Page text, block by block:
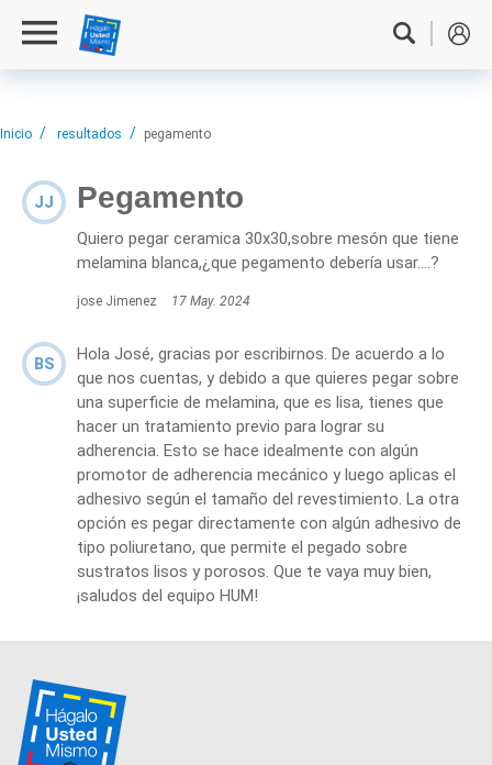
Inicio resultados pegamento
JJ Pegamento
Quiero pegar ceramica 30x30,sobre mesón que tiene
melamina blanca,¿que pegamento debería usar....?
jose Jimenez 17 May. 2024
BS
Hola José, gracias por escribirnos. De acuerdo a lo
que nos cuentas, y debido a que quieres pegar sobre
una superficie de melamina, que es lisa, tienes que
hacer un tratamiento previo para lograr su
adherencia. Esto se hace idealmente con algún
promotor de adherencia mecánico y luego aplicas el
adhesivo según el tamaño del revestimiento. La otra
opción es pegar directamente con algún adhesivo de
tipo poliuretano, que permite el pegado sobre
sustratos lisos y porosos. Que te vaya muy bien,
¡saludos del equipo HUM!